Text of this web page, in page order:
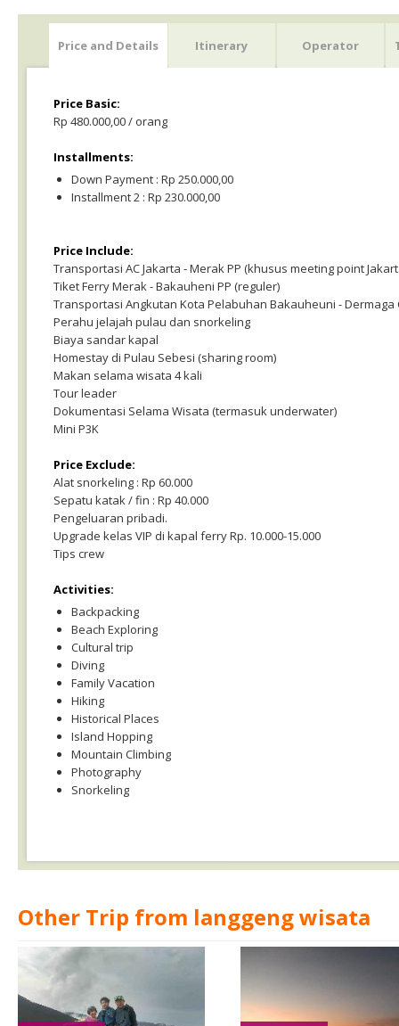
Price and Details Itinerary Operator
Price Basic:
Rp 480.000,00 / orang
Installments:
Down Payment : Rp 250.000,00
Installment 2 : Rp 230.000,00
Price Include:
Transportasi AC Jakarta - Merak PP (khusus meeting point
Tiket Ferry Merak - Bakauheni PP (reguler)
Transportasi Angkutan Kota Pelabuhan Bakauheuni - Dermaga
Perahu jelajah pulau dan snorkeling
Biaya sandar kapal
Homestay di Pulau Sebesi (sharing room)
Makan selama wisata 4 kali
Tour leader
Dokumentasi Selama Wisata (termasuk underwater)
Mini P3K
Price Exclude:
Alat snorkeling : Rp 60.000
Sepatu katak / fin : Rp 40.000
Pengeluaran pribadi.
Upgrade kelas VIP di kapal ferry Rp. 10.000-15.000
Tips crew
Activities:
Backpacking
Beach Exploring
Cultural trip
Diving
Family Vacation
Hiking
Historical Places
Island Hopping
Mountain Climbing
Photography
Snorkeling
Other Trip from langgeng wisata